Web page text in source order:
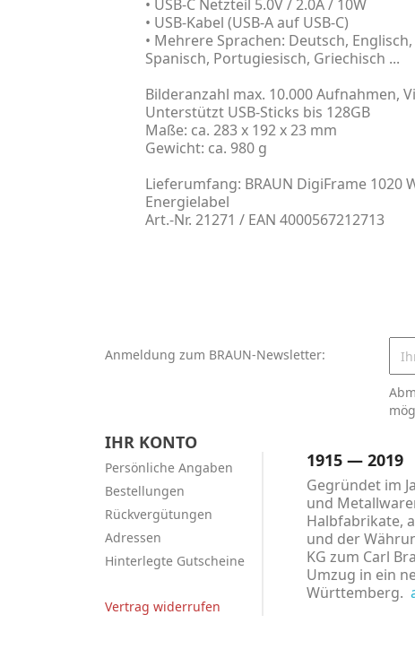
• USB-C Netzteil 5.0V / 2.0A / 10W
• USB-Kabel (USB-A auf USB-C)
• Mehrere Sprachen: Deutsch,
Spanisch, Portugiesisch, Griechisch ...
Bilderanzahl max. 10.000 Aufnahmen,
Unterstützt USB-Sticks bis 128GB
Maße: ca. 283 x 192 x 23 mm
Gewicht: ca. 980 g
Lieferumfang: BRAUN DigiFrame 1020
Energielabel
Art.-Nr. 21271 / EAN 4000567212713
Anmeldung zum BRAUN-Newsletter:
IHR KONTO
Persönliche Angaben
Bestellungen
Rückvergütungen
Adressen
Hinterlegte Gutscheine
Vertrag widerrufen
1915 — 2019
Gegründet im
und
Halbfabrikate,
und der
KG zum Carl
Umzug in ein
Württemberg.